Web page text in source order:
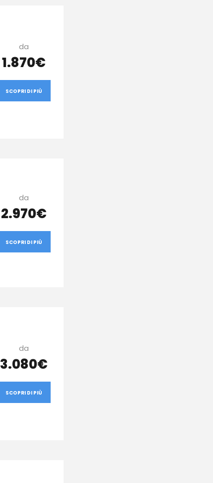
da
1.870€
SCOPRI DI PIÙ
da
2.970€
SCOPRI DI PIÙ
da
3.080€
SCOPRI DI PIÙ